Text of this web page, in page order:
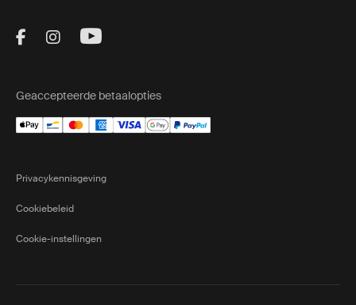
Visit Thule on Facebook (external link)
Visit Thule on Instagram (external link)
Visit Thule on Youtube (external
Geaccepteerde betaalopties
Privacykennisgeving
Cookiebeleid
Cookie-instellingen